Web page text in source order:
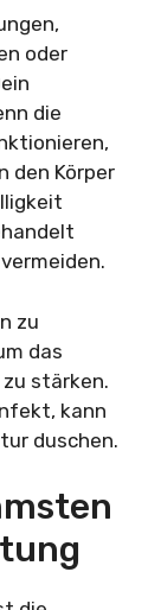
oder
die
den Körper
zu
das
stärken.
kann
duschen.